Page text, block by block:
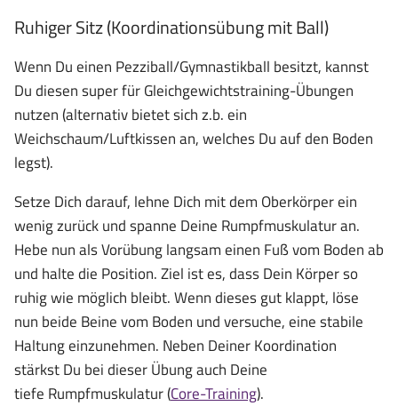
Ruhiger Sitz (Koordinationsübung mit Ball)
Wenn Du einen Pezziball/Gymnastikball besitzt, kannst
Du diesen super für Gleichgewichtstraining-Übungen
nutzen (alternativ bietet sich z.b. ein
Weichschaum/Luftkissen an, welches Du auf den Boden
legst).
Setze Dich darauf, lehne Dich mit dem Oberkörper ein
wenig zurück und spanne Deine Rumpfmuskulatur an.
Hebe nun als Vorübung langsam einen Fuß vom Boden ab
und halte die Position. Ziel ist es, dass Dein Körper so
ruhig wie möglich bleibt. Wenn dieses gut klappt, löse
nun beide Beine vom Boden und versuche, eine stabile
Haltung einzunehmen. Neben Deiner Koordination
stärkst Du bei dieser Übung auch Deine
tiefe Rumpfmuskulatur (Core-Training).